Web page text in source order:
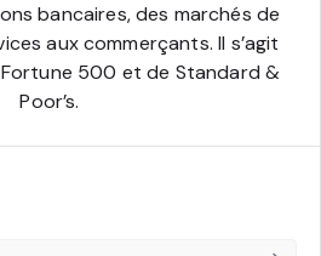
bancaires, des marchés de
aux commerçants. Il s’agit
500 et de Standard &
Poor’s.